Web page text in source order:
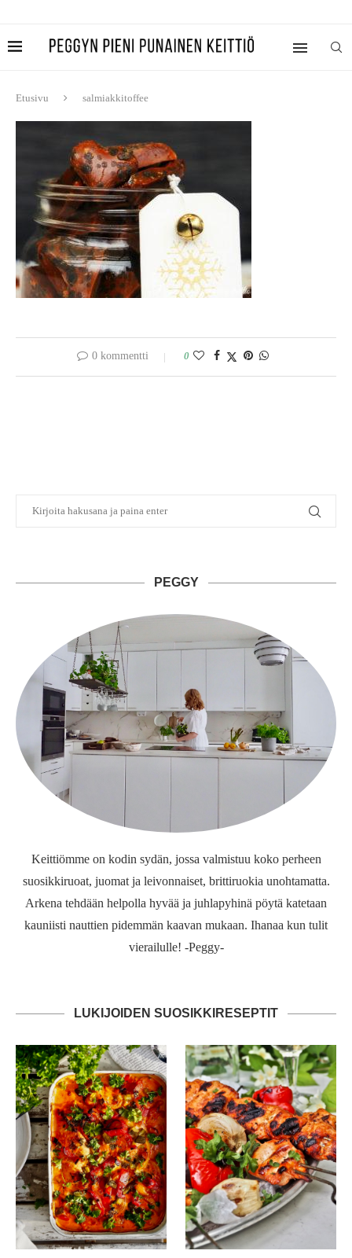
Etusivu salmiakkitoffee
0 kommentti 0
PEGGY
Keittiömme on kodin sydän, jossa valmistuu koko perheen
suosikkiruoat, juomat ja leivonnaiset, brittiruokia unohtamatta.
Arkena tehdään helpolla hyvää ja juhlapyhinä pöytä katetaan
kauniisti nauttien pidemmän kaavan mukaan. Ihanaa kun tulit
vierailulle! -Peggy-
LUKIJOIDEN SUOSIKKIRESEPTIT